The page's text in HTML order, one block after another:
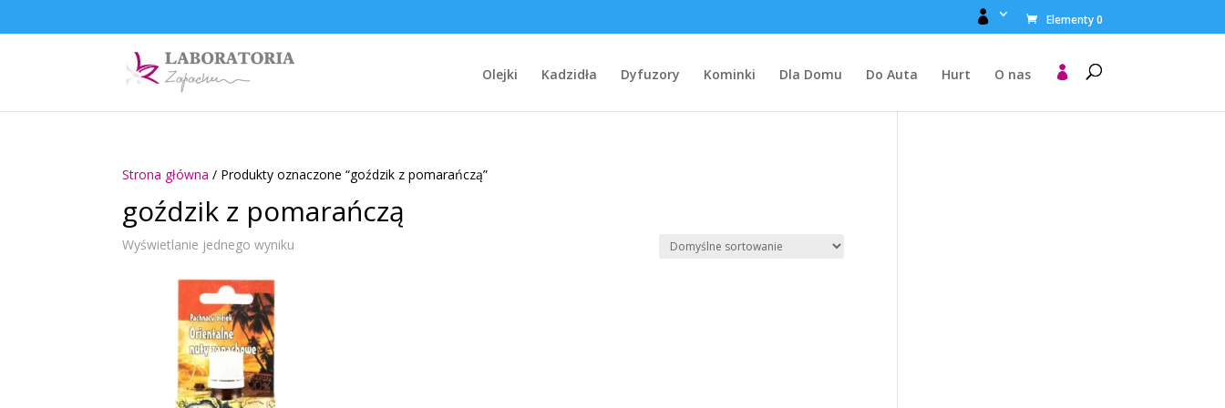
 Elementy 0
Olejki Kadzidła Dyfuzory Kominki Dla Domu Do Auta Hurt O nas 
Strona główna / Produkty oznaczone “goździk z pomarańczą”
goździk z pomarańczą
Wyświetlanie jednego wyniku